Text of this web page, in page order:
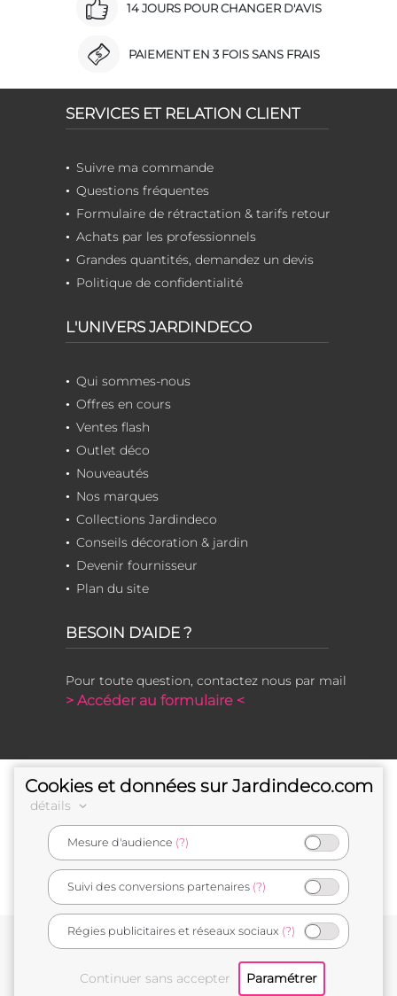
14 JOURS POUR CHANGER D'AVIS
PAIEMENT EN 3 FOIS SANS FRAIS
SERVICES ET RELATION CLIENT
Suivre ma commande
Questions fréquentes
Formulaire de rétractation & tarifs retour
Achats par les professionnels
Grandes quantités, demandez un devis
Politique de confidentialité
L'UNIVERS JARDINDECO
Qui sommes-nous
Offres en cours
Ventes flash
Outlet déco
Nouveautés
Nos marques
Collections Jardindeco
Conseils décoration & jardin
Devenir fournisseur
Plan du site
BESOIN D'AIDE ?
Pour toute question, contactez nous par mail
> Accéder au formulaire <
e-commerçant français
Cookies et données sur Jardindeco.com
détails
Mesure d'audience (?)
Suivi des conversions partenaires (?)
Régies publicitaires et réseaux sociaux (?)